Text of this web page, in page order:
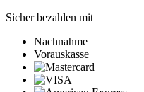
Sicher bezahlen mit
Nachnahme
Vorauskasse